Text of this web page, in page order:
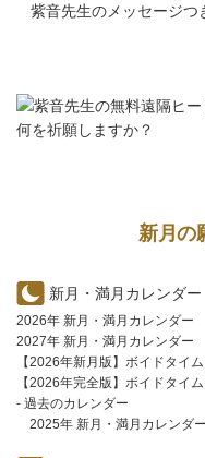
紫音先生のメッセージつ
新月の
新月・満月カレンダー
2026年 新月・満月カレンダー
2027年 新月・満月カレンダー
【2026年新月版】ボイドタイ
【2026年完全版】ボイドタイ
- 過去のカレンダー
2025年 新月・満月カレンダー